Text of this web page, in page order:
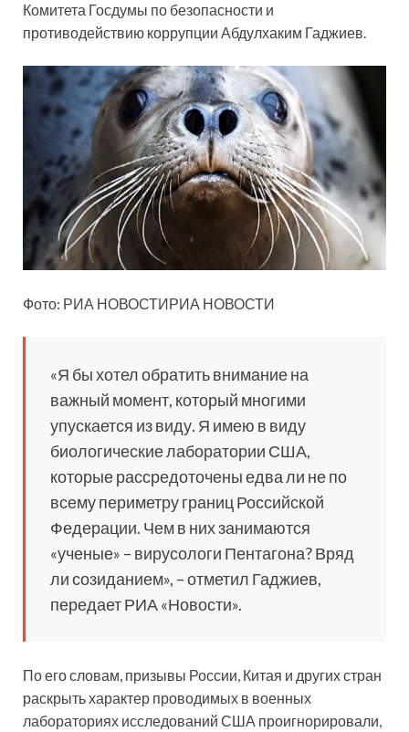
Комитета Госдумы по безопасности и
противодействию коррупции Абдулхаким Гаджиев.
Фото: РИА НОВОСТИРИА НОВОСТИ
«Я бы хотел обратить внимание на
важный момент, который многими
упускается из виду. Я имею в виду
биологические лаборатории США,
которые рассредоточены едва ли не по
всему периметру границ Российской
Федерации. Чем в них занимаются
«ученые» – вирусологи Пентагона? Вряд
ли созиданием», – отметил Гаджиев,
передает РИА «Новости».
По его словам, призывы России, Китая и других стран
раскрыть характер проводимых в военных
лабораториях исследований США проигнорировали,